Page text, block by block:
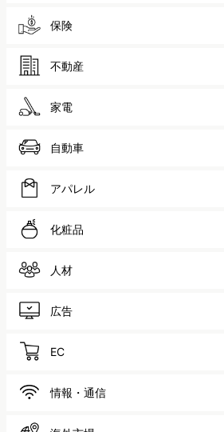
保険
不動産
家電
自動車
アパレル
化粧品
人材
広告
EC
情報・通信